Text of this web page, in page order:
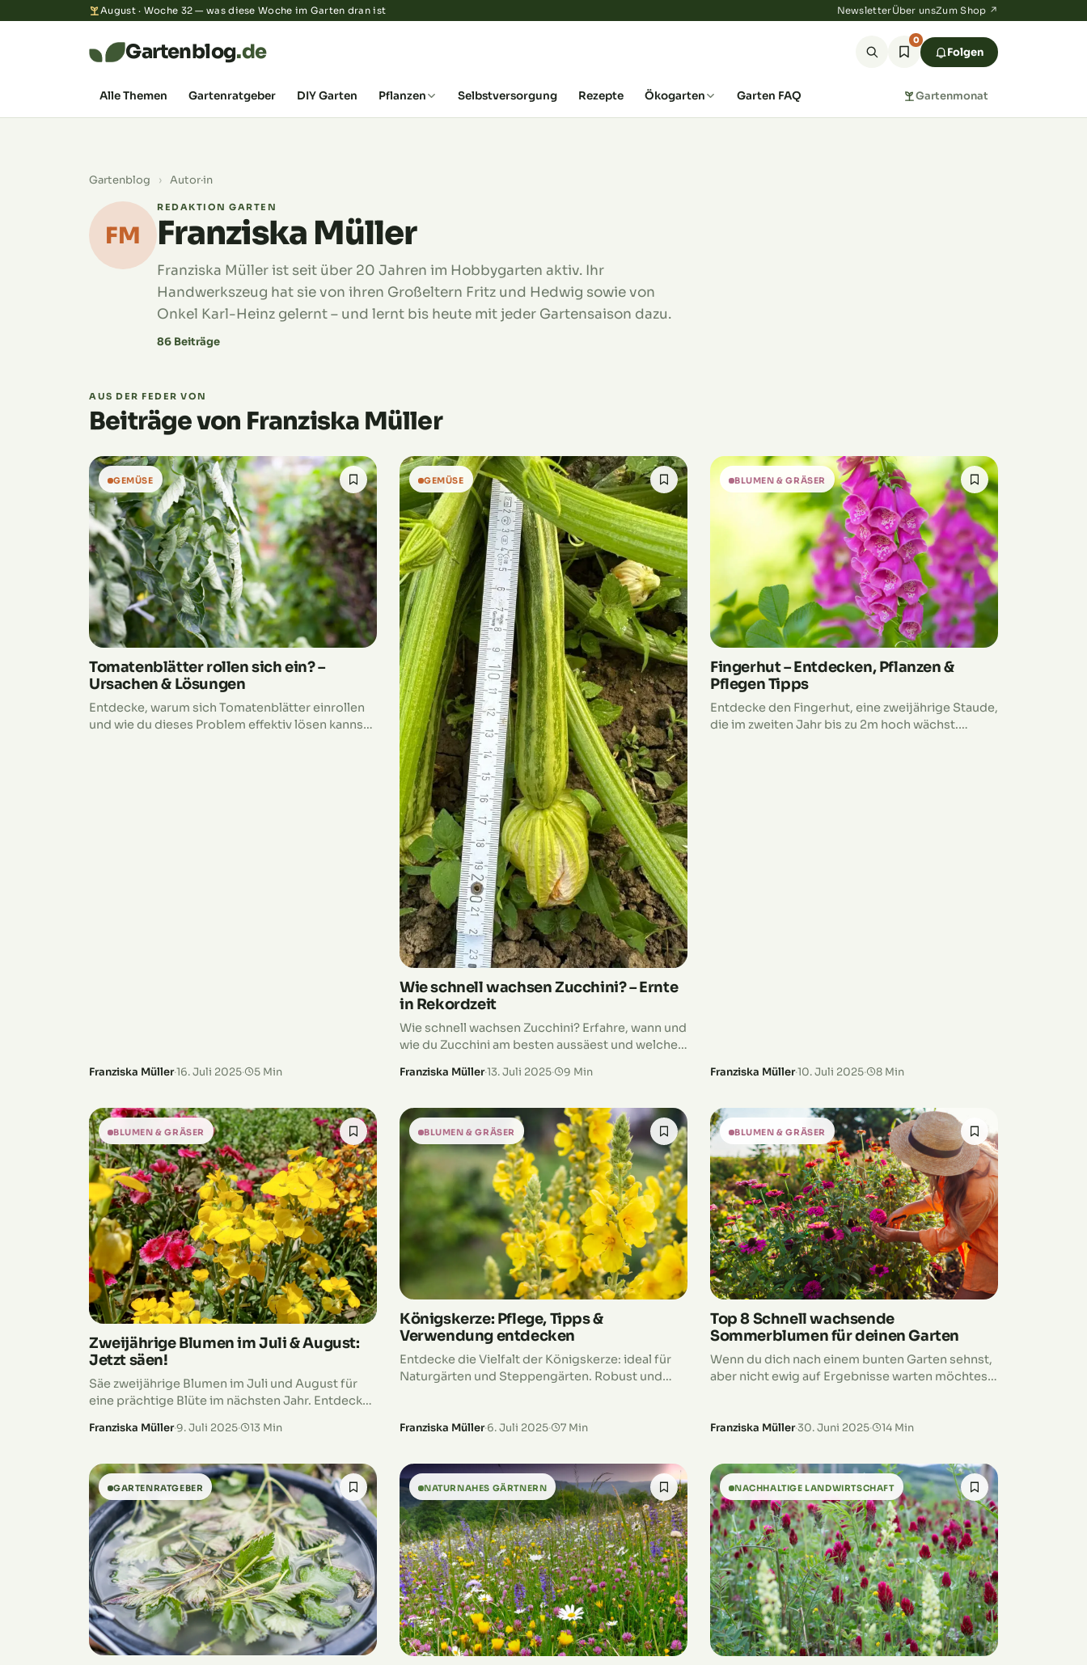
August · Woche 32 — was diese Woche im Garten dran ist NewsletterÜber unsZum Shop ↗
Gartenblog.de 0
Folgen
Alle Themen Gartenratgeber DIY Garten Pflanzen Selbstversorgung Rezepte Ökogarten Garten FAQ Gartenmonat
Gartenblog › Autor·in
FM
REDAKTION GARTEN
Franziska Müller
Franziska Müller ist seit über 20 Jahren im Hobbygarten aktiv. Ihr
Handwerkszeug hat sie von ihren Großeltern Fritz und Hedwig sowie von
Onkel Karl-Heinz gelernt – und lernt bis heute mit jeder Gartensaison dazu.
86 Beiträge
AUS DER FEDER VON
Beiträge von Franziska Müller
GEMÜSE
Tomatenblätter rollen sich ein? –
Ursachen & Lösungen
Entdecke, warum sich Tomatenblätter einrollen
und wie du dieses Problem effektiv lösen kannst.
Franziska Müller·16. Juli 2025· 5 Min
GEMÜSE
Wie schnell wachsen Zucchini? – Ernte
in Rekordzeit
Wie schnell wachsen Zucchini? Erfahre, wann und
wie du Zucchini am besten aussäest und welche
Franziska Müller·13. Juli 2025· 9 Min
BLUMEN & GRÄSER
Fingerhut – Entdecken, Pflanzen &
Pflegen Tipps
Entdecke den Fingerhut, eine zweijährige Staude,
die im zweiten Jahr bis zu 2m hoch wächst.
Franziska Müller·10. Juli 2025· 8 Min
BLUMEN & GRÄSER
Zweijährige Blumen im Juli & August:
Jetzt säen!
Säe zweijährige Blumen im Juli und August für
eine prächtige Blüte im nächsten Jahr. Entdecke
Franziska Müller·9. Juli 2025· 13 Min
BLUMEN & GRÄSER
Königskerze: Pflege, Tipps &
Verwendung entdecken
Entdecke die Vielfalt der Königskerze: ideal für
Naturgärten und Steppengärten. Robust und
Franziska Müller·6. Juli 2025· 7 Min
BLUMEN & GRÄSER
Top 8 Schnell wachsende
Sommerblumen für deinen Garten
Wenn du dich nach einem bunten Garten sehnst,
aber nicht ewig auf Ergebnisse warten möchtest,
Alleskönner verwandeln deinen Außenbereich…
Franziska Müller·30. Juni 2025· 14 Min
GARTENRATGEBER NATURNAHES GÄRTNERN NACHHALTIGE LANDWIRTSCHAFT